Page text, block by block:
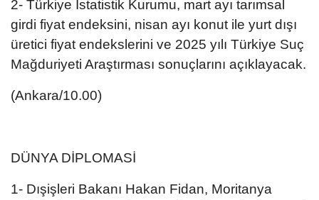
2- Türkiye İstatistik Kurumu, mart ayı tarımsal
girdi fiyat endeksini, nisan ayı konut ile yurt dışı
üretici fiyat endekslerini ve 2025 yılı Türkiye Suç
Mağduriyeti Araştırması sonuçlarını açıklayacak.
(Ankara/10.00)
DÜNYA DİPLOMASİ
1- Dışişleri Bakanı Hakan Fidan, Moritanya